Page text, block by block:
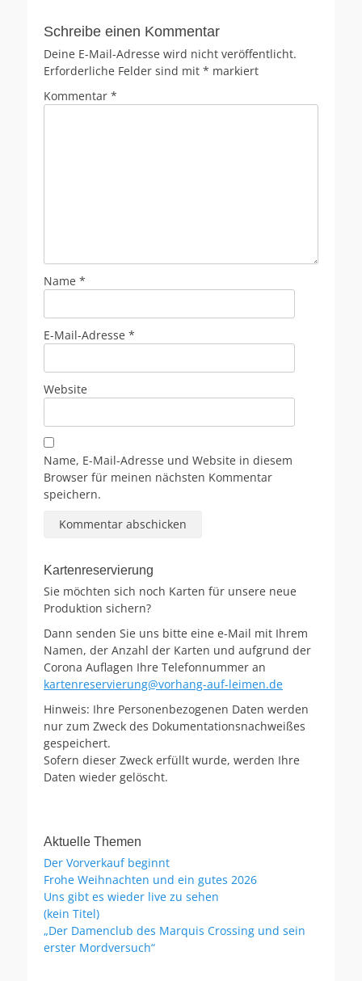
Schreibe einen Kommentar
Deine E-Mail-Adresse wird nicht veröffentlicht.
Erforderliche Felder sind mit * markiert
Kommentar *
Name *
E-Mail-Adresse *
Website
Name, E-Mail-Adresse und Website in diesem
Browser für meinen nächsten Kommentar
speichern.
Kartenreservierung
Sie möchten sich noch Karten für unsere neue
Produktion sichern?
Dann senden Sie uns bitte eine e-Mail mit Ihrem
Namen, der Anzahl der Karten und aufgrund der
Corona Auflagen Ihre Telefonnummer an
kartenreservierung@vorhang-auf-leimen.de
Hinweis: Ihre Personenbezogenen Daten werden
nur zum Zweck des Dokumentationsnachweißes
gespeichert.
Sofern dieser Zweck erfüllt wurde, werden Ihre
Daten wieder gelöscht.
Aktuelle Themen
Der Vorverkauf beginnt
Frohe Weihnachten und ein gutes 2026
Uns gibt es wieder live zu sehen
(kein Titel)
„Der Damenclub des Marquis Crossing und sein
erster Mordversuch“